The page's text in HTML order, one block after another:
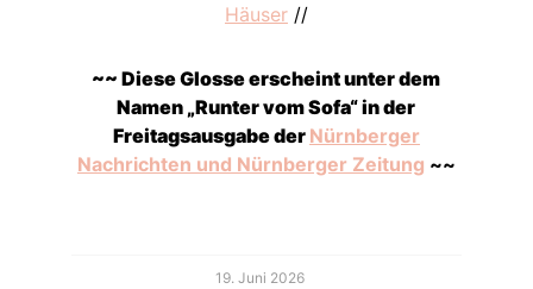
Häuser//
~~ Diese Glosse erscheint unter dem
Namen „Runter vom Sofa“ in der
Freitagsausgabe der Nürnberger
Nachrichten und Nürnberger Zeitung ~~
19. Juni 2026